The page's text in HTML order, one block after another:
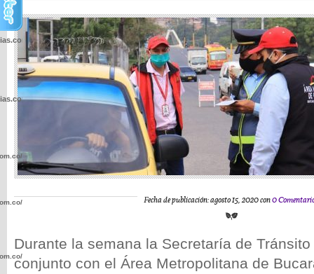
Fecha de publicación: agosto 15, 2020 con0
Durante la semana la Secretaría de
conjunto con el Área Metropolitana de
wp-
wp-
wp-
wp-
wp-